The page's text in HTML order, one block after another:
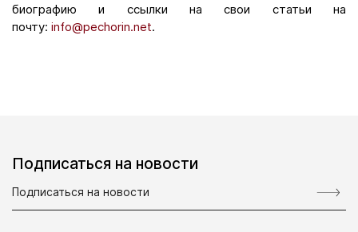
биографию и ссылки на свои статьи на
почту: info@pechorin.net.
Подписаться на новости